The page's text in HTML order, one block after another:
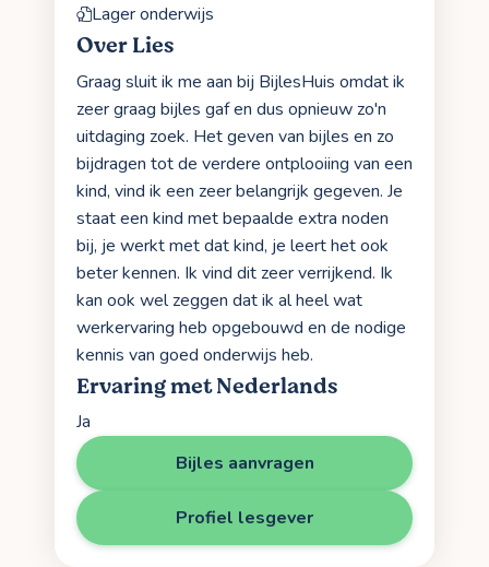
Lager onderwijs
Over Lies
Graag sluit ik me aan bij BijlesHuis omdat ik
zeer graag bijles gaf en dus opnieuw zo'n
uitdaging zoek. Het geven van bijles en zo
bijdragen tot de verdere ontplooiing van een
kind, vind ik een zeer belangrijk gegeven. Je
staat een kind met bepaalde extra noden
bij, je werkt met dat kind, je leert het ook
beter kennen. Ik vind dit zeer verrijkend. Ik
kan ook wel zeggen dat ik al heel wat
werkervaring heb opgebouwd en de nodige
kennis van goed onderwijs heb.
Ervaring met Nederlands
Ja
Bijles aanvragen
Profiel lesgever